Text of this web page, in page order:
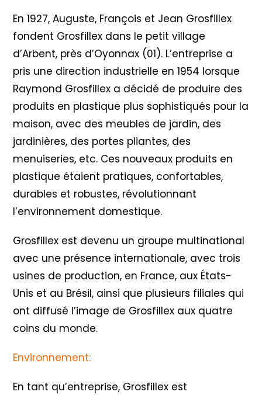
En 1927, Auguste, François et Jean Grosfillex
fondent Grosfillex dans le petit village
d’Arbent, près d’Oyonnax (01). L’entreprise a
pris une direction industrielle en 1954 lorsque
Raymond Grosfillex a décidé de produire des
produits en plastique plus sophistiqués pour la
maison, avec des meubles de jardin, des
jardinières, des portes pliantes, des
menuiseries, etc. Ces nouveaux produits en
plastique étaient pratiques, confortables,
durables et robustes, révolutionnant
l’environnement domestique.
Grosfillex est devenu un groupe multinational
avec une présence internationale, avec trois
usines de production, en France, aux États-
Unis et au Brésil, ainsi que plusieurs filiales qui
ont diffusé l’image de Grosfillex aux quatre
coins du monde.
Environnement:
En tant qu’entreprise, Grosfillex est